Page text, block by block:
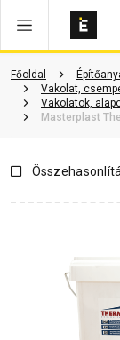
Főoldal
Vakolat,
Vakolatok,
Masterplast
Termékinformáció